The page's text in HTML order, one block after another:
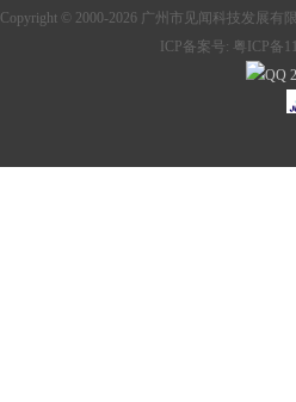
Copyright © 2000-2026 广州市见闻科技发展
ICP备案号: 粤ICP备